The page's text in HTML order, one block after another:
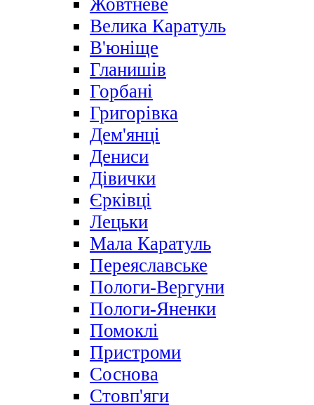
Жовтневе
Велика Каратуль
В'юніще
Гланишів
Горбані
Григорівка
Дем'янці
Дениси
Дівички
Єрківці
Лецьки
Мала Каратуль
Переяславське
Пологи-Вергуни
Пологи-Яненки
Помоклі
Пристроми
Соснова
Стовп'яги